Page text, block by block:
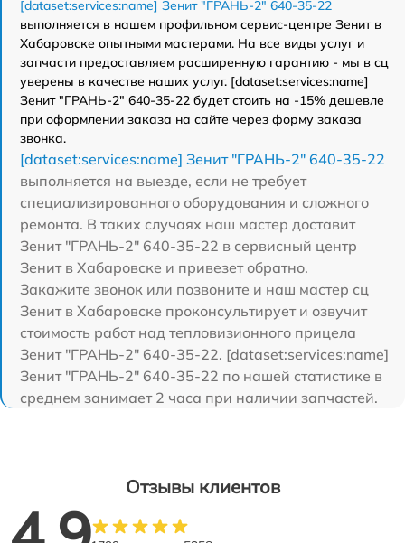
[dataset:services:name] Зенит "ГРАНЬ-2" 640-35-22
выполняется в нашем профильном сервис-центре Зенит в
Хабаровске опытными мастерами. На все виды услуг и
запчасти предоставляем расширенную гарантию - мы в сц
уверены в качестве наших услуг. [dataset:services:name]
Зенит "ГРАНЬ-2" 640-35-22 будет стоить на -15% дешевле
при оформлении заказа на сайте через форму заказа
звонка.
[dataset:services:name] Зенит "ГРАНЬ-2" 640-35-22
выполняется на выезде, если не требует
специализированного оборудования и сложного
ремонта. В таких случаях наш мастер доставит
Зенит "ГРАНЬ-2" 640-35-22 в сервисный центр
Зенит в Хабаровске и привезет обратно.
Закажите звонок или позвоните и наш мастер сц
Зенит в Хабаровске проконсультирует и озвучит
стоимость работ над тепловизионного прицела
Зенит "ГРАНЬ-2" 640-35-22. [dataset:services:name]
Зенит "ГРАНЬ-2" 640-35-22 по нашей статистике в
среднем занимает 2 часа при наличии запчастей.
Отзывы клиентов